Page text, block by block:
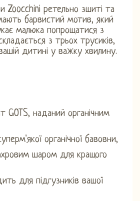
Zoocchini ретельно зшиті та
барвистий мотив, який
малюка попрощатися з
з трьох трусиків,
дитині у важку хвилину.
GOTS, наданий органічним
органічної бавовни,
шаром для кращого
для підгузників вашої